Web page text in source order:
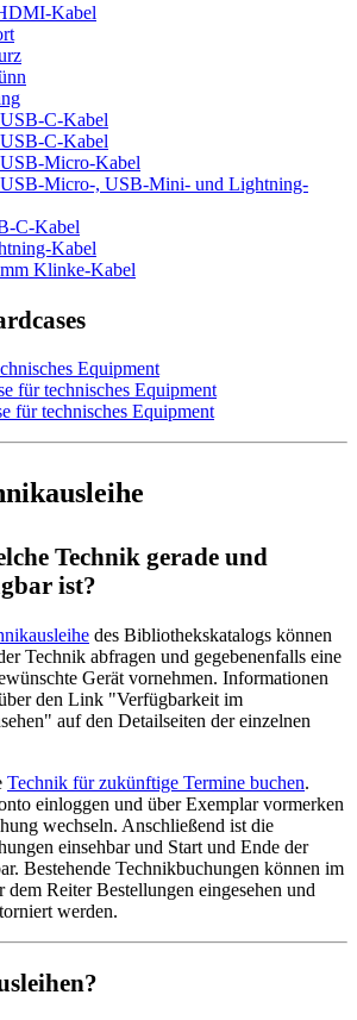
Kabel
C-Kabel
C-Kabel
Micro-Kabel
Micro-, USB-Mini- und Lightning-
C-Kabel
Kabel
Klinke-Kabel
Equipment
für technisches Equipment
für technisches Equipment
Technik gerade und
ist?
des Bibliothekskatalogs können
Technik abfragen und gegebenenfalls eine
Gerät vornehmen. Informationen
den Link "Verfügbarkeit im
auf den Detailseiten der einzelnen
Technik für zukünftige Termine buchen.
einloggen und über Exemplar vormerken
wechseln. Anschließend ist die
einsehbar und Start und Ende der
Bestehende Technikbuchungen können im
Reiter Bestellungen eingesehen und
werden.